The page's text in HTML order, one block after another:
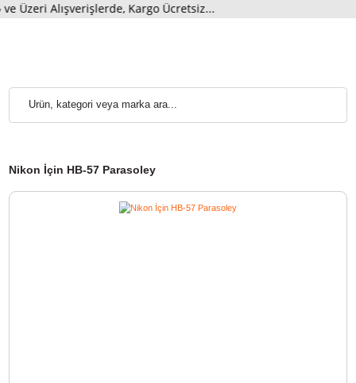
Nikon İçin HB-57 Parasoley
Alışverişlerde, Kargo Ücretsiz...